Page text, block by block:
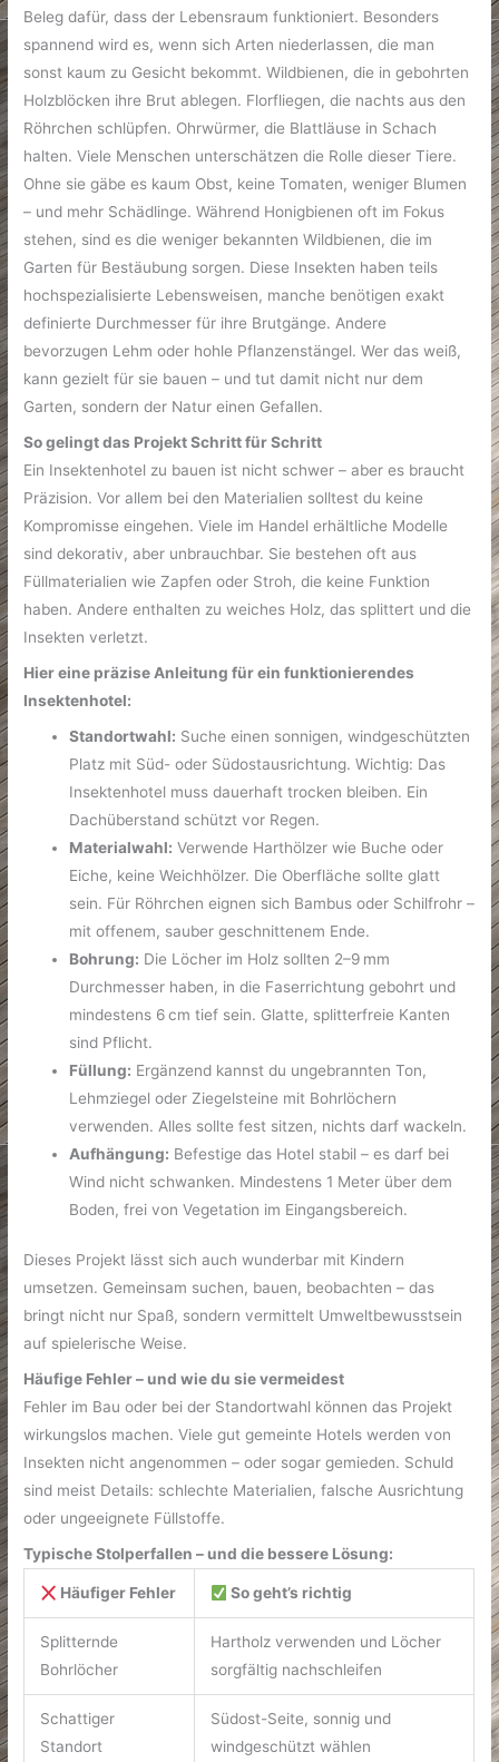
Beleg dafür, dass der Lebensraum funktioniert. Besonders
spannend wird es, wenn sich Arten niederlassen, die man
sonst kaum zu Gesicht bekommt. Wildbienen, die in gebohrten
Holzblöcken ihre Brut ablegen. Florfliegen, die nachts aus den
Röhrchen schlüpfen. Ohrwürmer, die Blattläuse in Schach
halten. Viele Menschen unterschätzen die Rolle dieser Tiere.
Ohne sie gäbe es kaum Obst, keine Tomaten, weniger Blumen
– und mehr Schädlinge. Während Honigbienen oft im Fokus
stehen, sind es die weniger bekannten Wildbienen, die im
Garten für Bestäubung sorgen. Diese Insekten haben teils
hochspezialisierte Lebensweisen, manche benötigen exakt
definierte Durchmesser für ihre Brutgänge. Andere
bevorzugen Lehm oder hohle Pflanzenstängel. Wer das weiß,
kann gezielt für sie bauen – und tut damit nicht nur dem
Garten, sondern der Natur einen Gefallen.
So gelingt das Projekt Schritt für Schritt
Ein Insektenhotel zu bauen ist nicht schwer – aber es braucht
Präzision. Vor allem bei den Materialien solltest du keine
Kompromisse eingehen. Viele im Handel erhältliche Modelle
sind dekorativ, aber unbrauchbar. Sie bestehen oft aus
Füllmaterialien wie Zapfen oder Stroh, die keine Funktion
haben. Andere enthalten zu weiches Holz, das splittert und die
Insekten verletzt.
Hier eine präzise Anleitung für ein funktionierendes
Insektenhotel:
Standortwahl: Suche einen sonnigen, windgeschützten
Platz mit Süd- oder Südostausrichtung. Wichtig: Das
Insektenhotel muss dauerhaft trocken bleiben. Ein
Dachüberstand schützt vor Regen.
Materialwahl: Verwende Harthölzer wie Buche oder
Eiche, keine Weichhölzer. Die Oberfläche sollte glatt
sein. Für Röhrchen eignen sich Bambus oder Schilfrohr –
mit offenem, sauber geschnittenem Ende.
Bohrung: Die Löcher im Holz sollten 2–9 mm
Durchmesser haben, in die Faserrichtung gebohrt und
mindestens 6 cm tief sein. Glatte, splitterfreie Kanten
sind Pflicht.
Füllung: Ergänzend kannst du ungebrannten Ton,
Lehmziegel oder Ziegelsteine mit Bohrlöchern
verwenden. Alles sollte fest sitzen, nichts darf wackeln.
Aufhängung: Befestige das Hotel stabil – es darf bei
Wind nicht schwanken. Mindestens 1 Meter über dem
Boden, frei von Vegetation im Eingangsbereich.
Dieses Projekt lässt sich auch wunderbar mit Kindern
umsetzen. Gemeinsam suchen, bauen, beobachten – das
bringt nicht nur Spaß, sondern vermittelt Umweltbewusstsein
auf spielerische Weise.
Häufige Fehler – und wie du sie vermeidest
Fehler im Bau oder bei der Standortwahl können das Projekt
wirkungslos machen. Viele gut gemeinte Hotels werden von
Insekten nicht angenommen – oder sogar gemieden. Schuld
sind meist Details: schlechte Materialien, falsche Ausrichtung
oder ungeeignete Füllstoffe.
Typische Stolperfallen – und die bessere Lösung:
Häufiger Fehler So geht’s richtig
Splitternde
Bohrlöcher
Hartholz verwenden und Löcher
sorgfältig nachschleifen
Schattiger
Standort
Südost-Seite, sonnig und
windgeschützt wählen